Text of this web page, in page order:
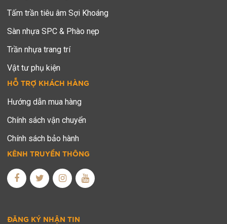
Tấm trần tiêu âm Sợi Khoáng
Sàn nhựa SPC & Phào nẹp
Trần nhựa trang trí
Vật tư phụ kiện
HỖ TRỢ KHÁCH HÀNG
Hướng dẫn mua hàng
Chính sách vận chuyển
Chính sách bảo hành
KÊNH TRUYỀN THÔNG
ĐĂNG KÝ NHẬN TIN